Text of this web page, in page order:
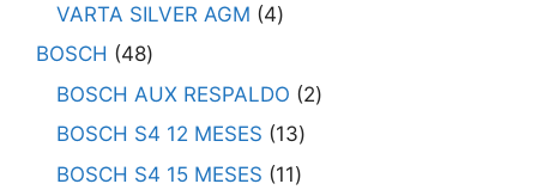
VARTA SILVER AGM
4
BOSCH
48
BOSCH AUX RESPALDO
2
BOSCH S4 12 MESES
13
BOSCH S4 15 MESES
11